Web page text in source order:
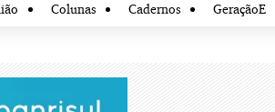
Colunas Cadernos GeraçãoE